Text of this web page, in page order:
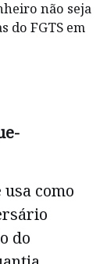
não seja
do FGTS em
como
do